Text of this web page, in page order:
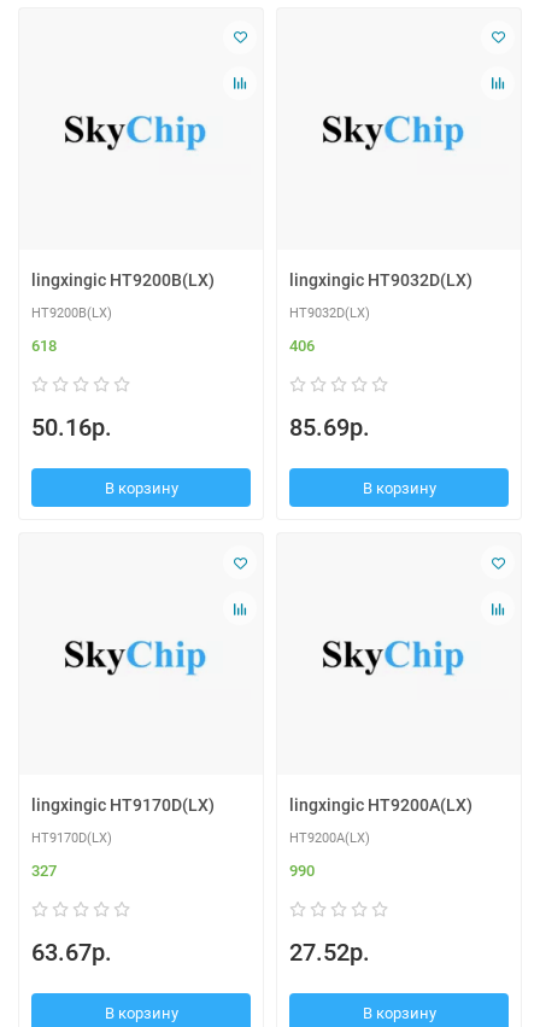
lingxingic HT9200B(LX)
HT9200B(LX)
618
50.16р.
В корзину
lingxingic HT9032D(LX)
HT9032D(LX)
406
85.69р.
В корзину
lingxingic HT9170D(LX)
HT9170D(LX)
327
63.67р.
В корзину
lingxingic HT9200A(LX)
HT9200A(LX)
990
27.52р.
В корзину